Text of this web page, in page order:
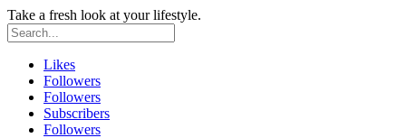
Take a fresh look at your lifestyle.
Likes
Followers
Followers
Subscribers
Followers